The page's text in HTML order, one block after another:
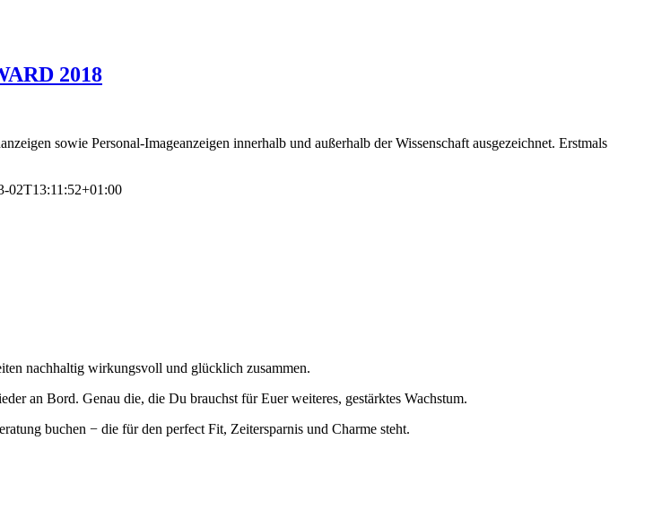
2018
sowie Personal-Imageanzeigen innerhalb und außerhalb der Wissenschaft ausgezeichnet. Erstmals
02T13:11:52+01:00
nachhaltig wirkungsvoll und glücklich zusammen.
an Bord. Genau die, die Du brauchst für Euer weiteres, gestärktes Wachstum.
buchen − die für den perfect Fit, Zeitersparnis und Charme steht.